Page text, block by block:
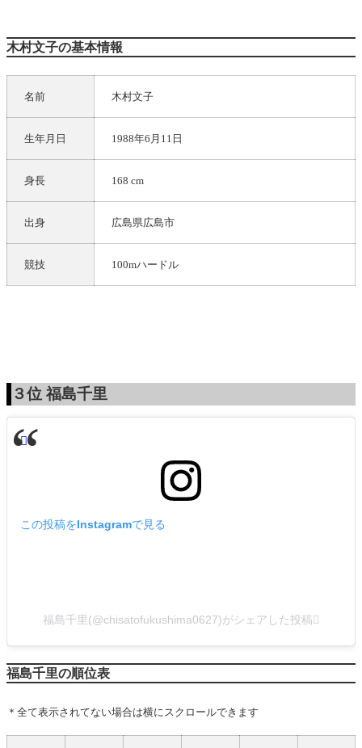
木村文子の基本情報
名前 木村文子
生年月日 1988年6月11日
身長 168 cm
出身 広島県広島市
競技 100mハードル
３位 福島千里
この投稿をInstagramで見る
福島千里(@chisatofukushima0627)がシェアした投稿
福島千里の順位表
＊全て表示されてない場合は横にスクロールできます